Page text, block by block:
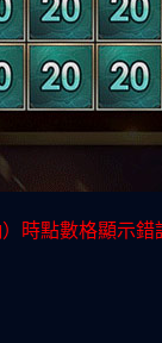
時點數格顯示